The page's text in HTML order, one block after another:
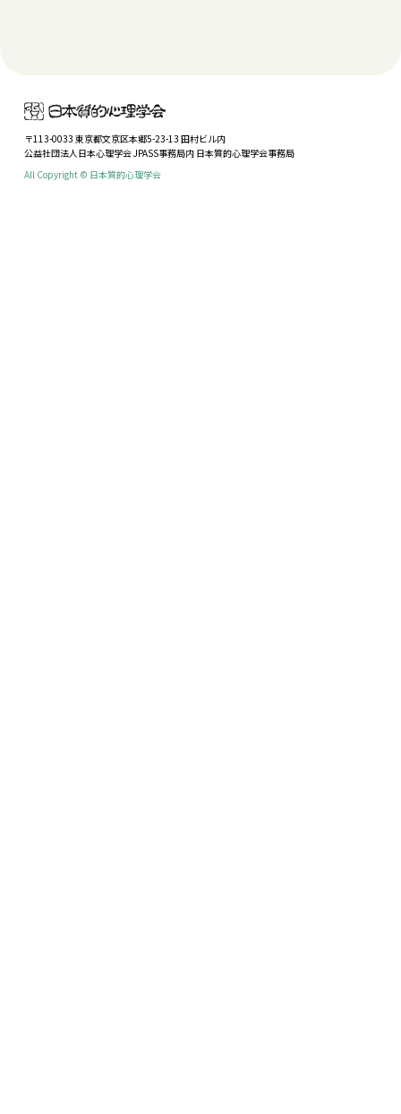
〒113-0033 東京都文京区本郷5-23-13 田村ビル内
公益社団法人日本心理学会 JPASS事務局内 日本質的心理学会事務局
All Copyright © 日本質的心理学会